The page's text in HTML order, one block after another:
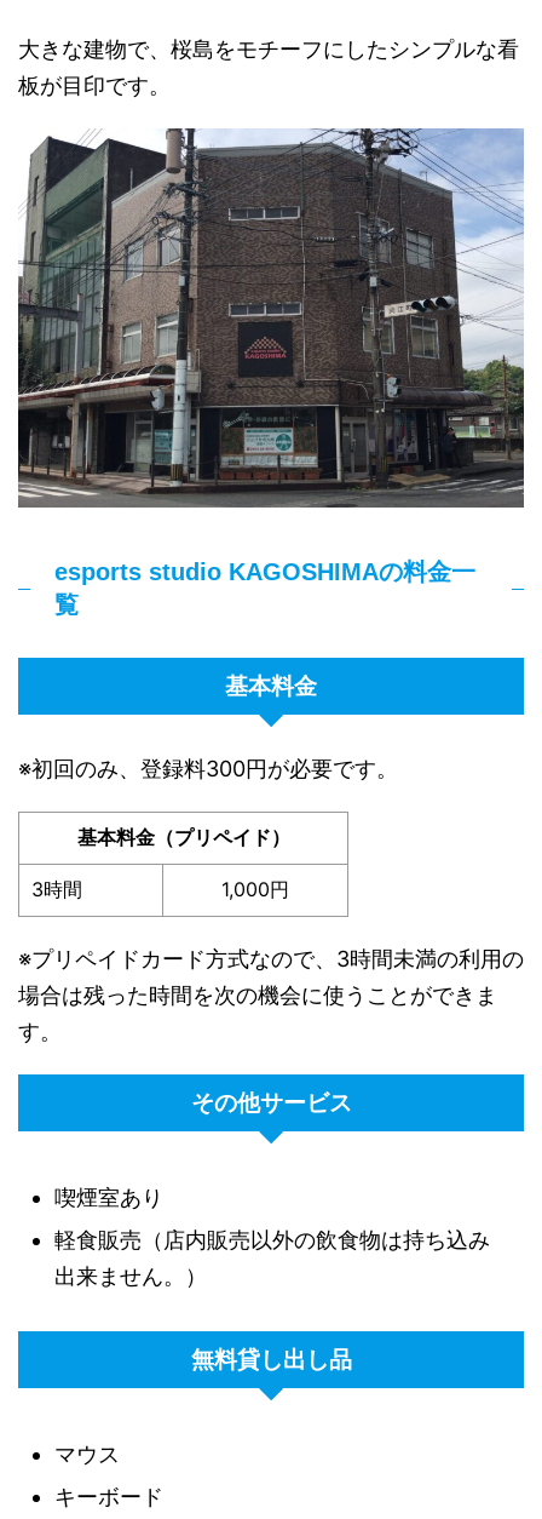
大きな建物で、桜島をモチーフにしたシンプルな看
板が目印です。
esports studio KAGOSHIMAの料金一
覧
基本料金
※初回のみ、登録料300円が必要です。
基本料金（プリペイド）
3時間 1,000円
※プリペイドカード方式なので、3時間未満の利用の
場合は残った時間を次の機会に使うことができま
す。
その他サービス
喫煙室あり
軽食販売（店内販売以外の飲食物は持ち込み
出来ません。）
無料貸し出し品
マウス
キーボード